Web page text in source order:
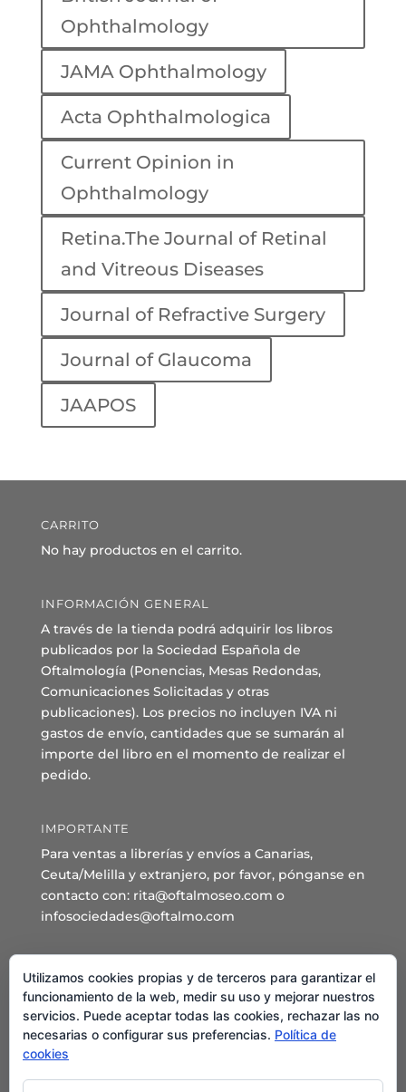
Ophthalmology
JAMA Ophthalmology
Acta Ophthalmologica
Current Opinion in
Ophthalmology
Retina.The Journal of Retinal
and Vitreous Diseases
Journal of Refractive Surgery
Journal of Glaucoma
JAAPOS
CARRITO
No hay productos en el carrito.
INFORMACIÓN GENERAL
A través de la tienda podrá adquirir los libros
publicados por la Sociedad Española de
Oftalmología (Ponencias, Mesas Redondas,
Comunicaciones Solicitadas y otras
publicaciones). Los precios no incluyen IVA ni
gastos de envío, cantidades que se sumarán al
importe del libro en el momento de realizar el
pedido.
IMPORTANTE
Para ventas a librerías y envíos a Canarias,
Ceuta/Melilla y extranjero, por favor, pónganse en
contacto con: rita@oftalmoseo.com o
infosociedades@oftalmo.com
Sede Administrativa y Secretaría General
C/ Arcipreste de Hita 14 – 1º Derecha.
28015 – Madrid
Teléfono: 91 544 80 35 - 91 544 58 79
Mail:
Utilizamos cookies propias y de terceros para garantizar el
funcionamiento de la web, medir su uso y mejorar nuestros
servicios. Puede aceptar todas las cookies, rechazar las no
necesarias o configurar sus preferencias. Política de
cookies